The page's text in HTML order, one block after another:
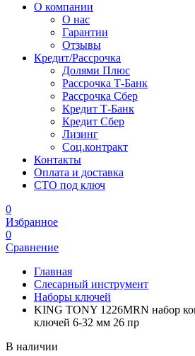
О компании
О нас
Гарантии
Отзывы
Кредит/Рассрочка
Долями Плюс
Рассрочка Т-Банк
Рассрочка Сбер
Кредит Т-Банк
Кредит Сбер
Лизинг
Соц.контракт
Контакты
Оплата и доставка
СТО под ключ
0
Избранное
0
Сравнение
Главная
Слесарный инструмент
Наборы ключей
KING TONY 1226MRN набор
ключей 6-32 мм 26 пр
В наличии